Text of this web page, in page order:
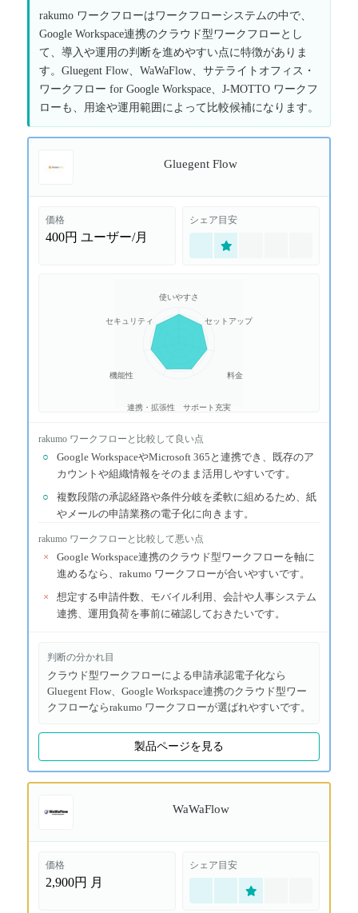
rakumo ワークフローはワークフローシステムの中で、
Google Workspace連携のクラウド型ワークフローとし
て、導入や運用の判断を進めやすい点に特徴がありま
す。Gluegent Flow、WaWaFlow、サテライトオフィス・
ワークフロー for Google Workspace、J-MOTTO ワークフ
ローも、用途や運用範囲によって比較候補になります。
Gluegent Flow
価格
400円 ユーザー/月
シェア目安
使いやすさ
セットアップ
料金
サポート充実
連携・拡張性
機能性
セキュリティ
rakumo ワークフロー と比較して良い点
○
Google WorkspaceやMicrosoft 365と連携でき、既存のア
カウントや組織情報をそのまま活用しやすいです。
○
複数段階の承認経路や条件分岐を柔軟に組めるため、紙
やメールの申請業務の電子化に向きます。
rakumo ワークフロー と比較して悪い点
×
Google Workspace連携のクラウド型ワークフローを軸に
進めるなら、rakumo ワークフローが合いやすいです。
×
想定する申請件数、モバイル利用、会計や人事システム
連携、運用負荷を事前に確認しておきたいです。
判断の分かれ目
クラウド型ワークフローによる申請承認電子化なら
Gluegent Flow、Google Workspace連携のクラウド型ワー
クフローならrakumo ワークフローが選ばれやすいです。
製品ページを見る
WaWaFlow
価格
2,900円 月
シェア目安